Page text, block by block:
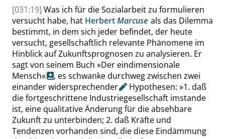
[031:19] Was ich für die Sozialarbeit zu formulieren
versucht habe, hat HerbertMarcuse als das Dilemma
bestimmt, in dem sich jeder befindet, der heute
versucht, gesellschaftlich relevante Phänomene im
Hinblick auf Zukunftsprognosen zu analysieren. Er
sagt von seinem Buch »Der eindimensionale
Mensch«
, es schwanke durchweg zwischen zwei
einanderwidersprechender Hypothesen: »1. daß
die fortgeschrittene Industriegesellschaft imstande
ist, eine qualitative Änderung für die absehbare
Zukunft zu unterbinden; 2. daß Kräfte und
Tendenzen vorhanden sind, die diese Eindämmung